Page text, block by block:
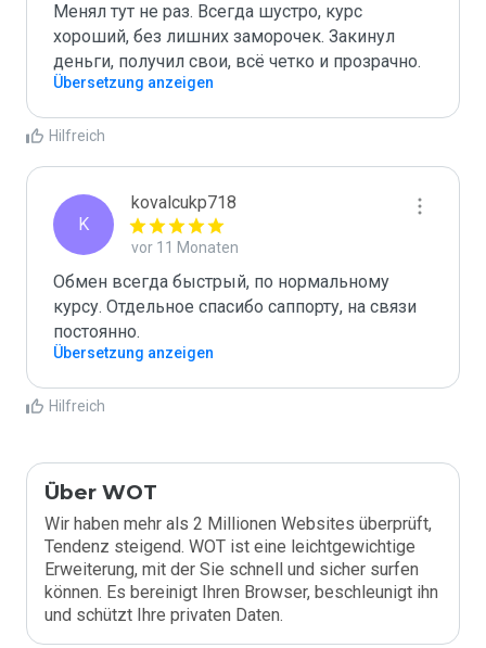
Менял тут не раз. Всегда шустро, курс
хороший, без лишних заморочек. Закинул
деньги, получил свои, всё четко и прозрачно.
Übersetzung anzeigen
Hilfreich
K
kovalcukp718
vor 11 Monaten
Обмен всегда быстрый, по нормальному
курсу. Отдельное спасибо саппорту, на связи
постоянно.
Übersetzung anzeigen
Hilfreich
Über WOT
Wir haben mehr als 2 Millionen Websites überprüft,
Tendenz steigend. WOT ist eine leichtgewichtige
Erweiterung, mit der Sie schnell und sicher surfen
können. Es bereinigt Ihren Browser, beschleunigt ihn
und schützt Ihre privaten Daten.